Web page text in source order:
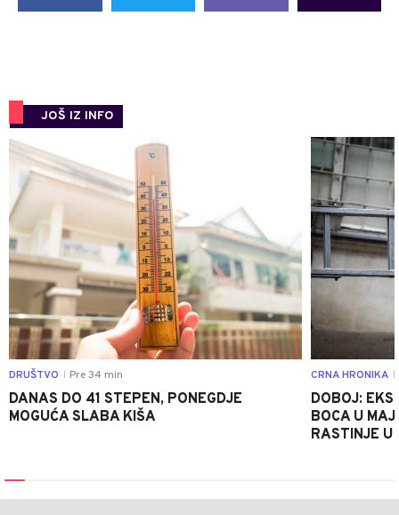
JOŠ IZ INFO
DRUŠTVO Pre 34 min
DANAS DO 41 STEPEN, PONEGDJE
MOGUĆA SLABA KIŠA
CRNA HRONIKA
DOBOJ:
BOCA U
RASTINJE U